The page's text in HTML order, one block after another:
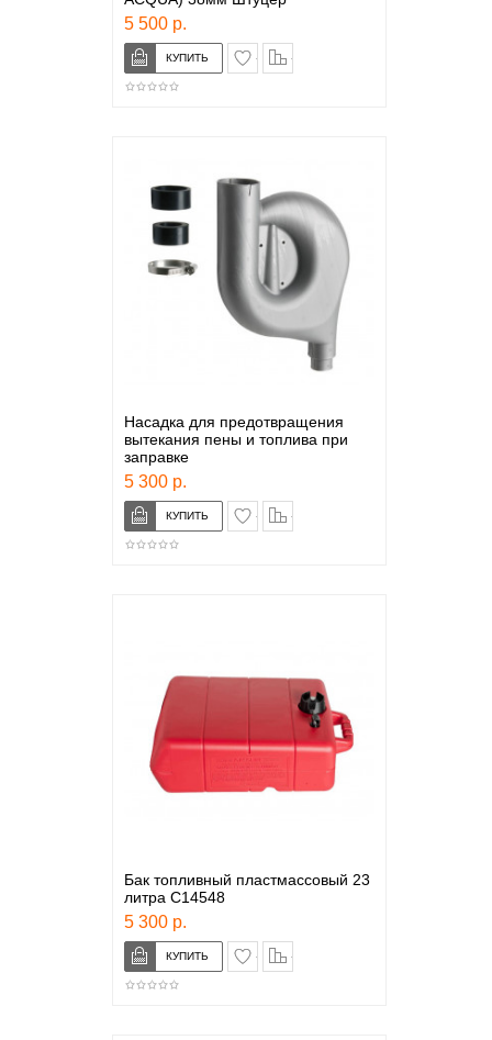
5 500 р.
в закладки
Насадка для предотвращения
вытекания пены и топлива при
заправке
5 300 р.
в закладки
Бак топливный пластмассовый 23
литра C14548
5 300 р.
в закладки